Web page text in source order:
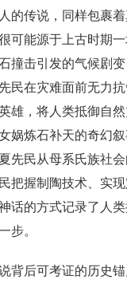
的传说，同样包裹着
可能源于上古时期
击引发的气候剧变
民在灾难面前无力
雄，将人类抵御自
娲炼石补天的奇幻
先民从母系氏族社
把握制陶技术、实
话的方式记录了人
步。
背后可考证的历史锚